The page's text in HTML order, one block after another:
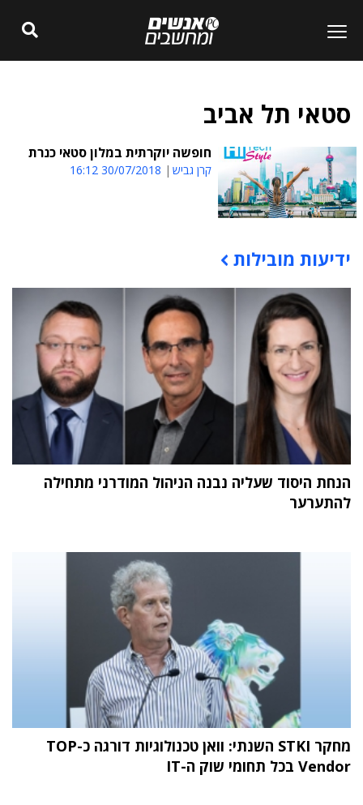
סטאי תל אביב
חופשה יוקרתית במלון סטאי כנרת
קרן גביש 30/07/2018 16:12
תוכן פרסומי
ידיעות מובילות
הנחת היסוד שעליה נבנה הניהול המודרני מתחילה
להתערער
מחקר STKI השנתי: וואן טכנולוגיות דורגה כ-TOP
Vendor בכל תחומי שוק ה-IT